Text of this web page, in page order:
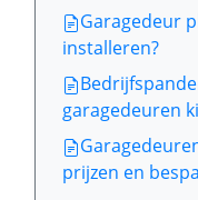
Garagedeur
installeren?
garagedeuren
prijzen en